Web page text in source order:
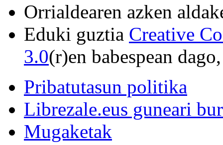
Orrialdearen azken
Eduki guztia Creative
3.0(r)en babespean
Pribatutasun politika
Librezale.eus guneari
Mugaketak